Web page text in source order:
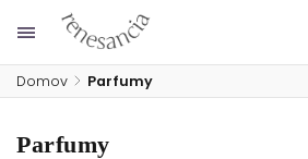
Domov / Parfumy
Parfumy